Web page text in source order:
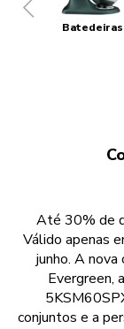
Batedeiras
Até 30% de
Válido apenas
junho. A
Evergreen,
conjuntos e a